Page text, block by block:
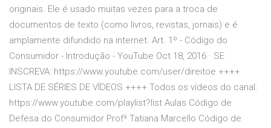
originais. Ele é usado muitas vezes para a troca de
documentos de texto (como livros, revistas, jornais) e é
amplamente difundido na internet. Art. 1º - Código do
Consumidor - Introdução - YouTube Oct 18, 2016 · SE
INSCREVA: https://www.youtube.com/user/direitoe ++++
LISTA DE SÉRIES DE VÍDEOS ++++ Todos os vídeos do canal:
https://www.youtube.com/playlist?list Aulas Código de
Defesa do Consumidor Profª Tatiana Marcello Código de